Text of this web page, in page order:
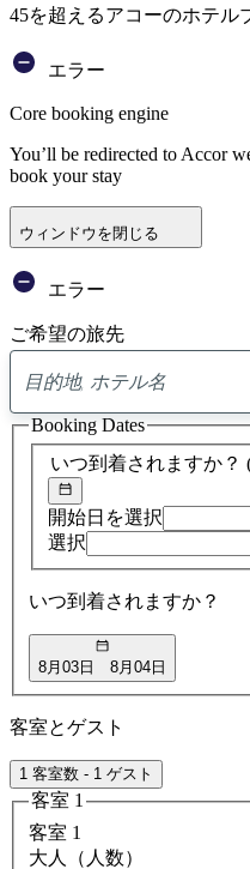
45を超えるアコーのホテル
エラー
Core booking engine
You’ll be redirected to Accor
book your stay
ウィンドウを閉じる
エラー
ご希望の旅先
いつ到着されますか？
開始日を選択
選択
いつ到着されますか？
8月03日 8月04日
Booking Dates
客室とゲスト
1 客室数 - 1 ゲスト
客室 1
客室 1
大人（人数）